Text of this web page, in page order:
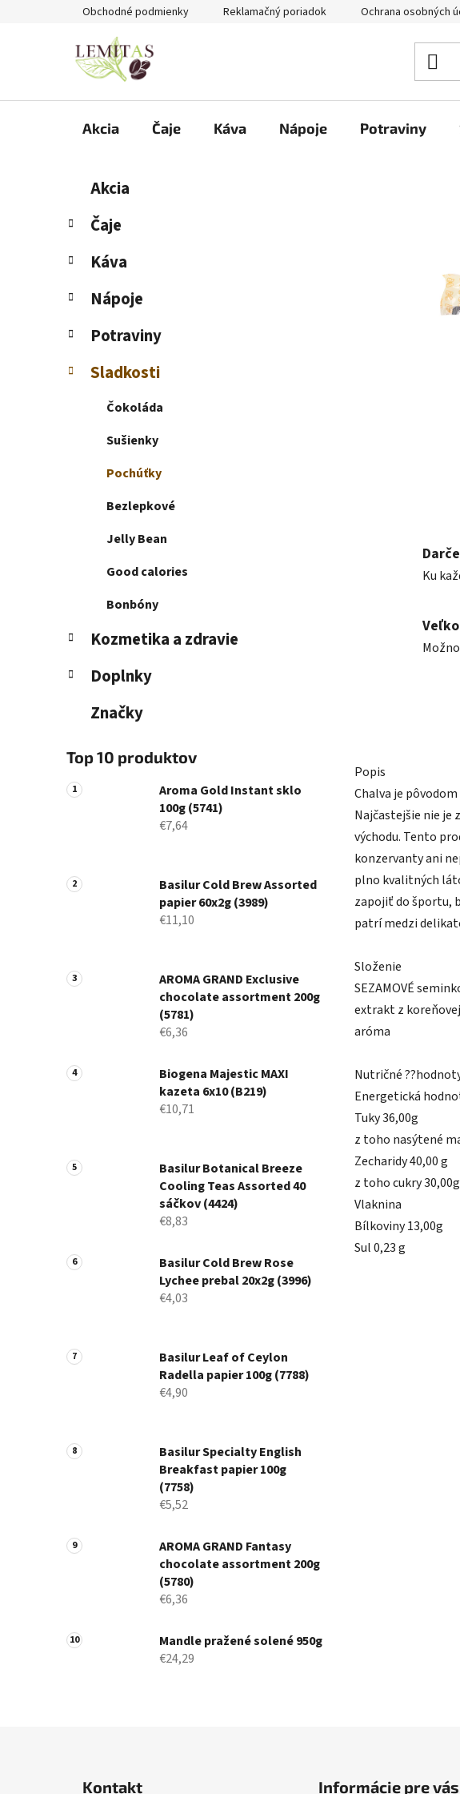
Obchodné podmienky Reklamačný poriadok Ochrana osobných
Akcia Čaje Káva Nápoje Potraviny
č
ý
a
n
l
Preskočiť
kategórie
e
ó
i
Akcia
Čaje
Káva
Nápoje
Potraviny
Sladkosti
Čokoláda
Sušienky
Pochúťky
Bezlepkové
Jelly Bean
Good calories
Bonbóny
Kozmetika a zdravie
Doplnky
Značky
Top 10 produktov
Aroma Gold Instant sklo
100g (5741)
€7,64
Basilur Cold Brew Assorted
papier 60x2g (3989)
€11,10
AROMA GRAND Exclusive
chocolate assortment 200g
(5781)
€6,36
Biogena Majestic MAXI
kazeta 6x10 (B219)
€10,71
Basilur Botanical Breeze
Cooling Teas Assorted 40
sáčkov (4424)
€8,83
Basilur Cold Brew Rose
Lychee prebal 20x2g (3996)
€4,03
Basilur Leaf of Ceylon
Radella papier 100g (7788)
€4,90
Basilur Specialty English
Breakfast papier 100g
(7758)
€5,52
AROMA GRAND Fantasy
chocolate assortment 200g
(5780)
€6,36
Mandle pražené solené 950g
€24,29
Ku
Popis
Chalva je
Najčastejšie nie je
východu. Tento
konzervanty ani
plno kvalitných
zapojiť do športu,
patrí medzi
Složenie
SEZAMOVÉ
extrakt z
aróma
Nutričné
Energetická
Tuky 36,00g
z toho nasýtené
Zecharidy 40,00 g
z toho cukry 30,00g
Vlaknina
Bílkoviny 13,00g
Sul 0,23 g
Kontakt Informácie pre vás